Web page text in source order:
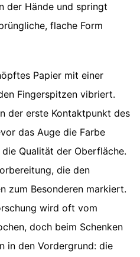
der Hände und springt
flache Form
Papier mit einer
Fingerspitzen vibriert.
der erste Kontaktpunkt des
das Auge die Farbe
Qualität der Oberfläche.
die den
zum Besonderen markiert.
wird oft vom
doch beim Schenken
in den Vordergrund: die